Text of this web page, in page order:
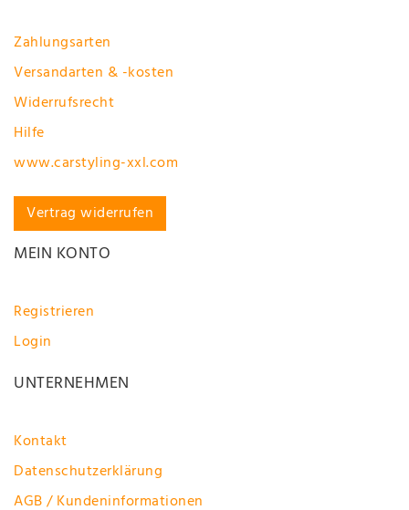
Zahlungsarten
Versandarten & -kosten
Widerrufsrecht
Hilfe
www.carstyling-xxl.com
Vertrag widerrufen
MEIN KONTO
Registrieren
Login
UNTERNEHMEN
Kontakt
Datenschutzerklärung
AGB / Kundeninformationen